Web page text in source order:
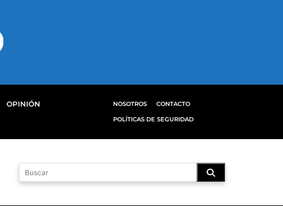
OPINIÓN
NOSOTROS
CONTACTO
POLÍTICAS DE SEGURIDAD